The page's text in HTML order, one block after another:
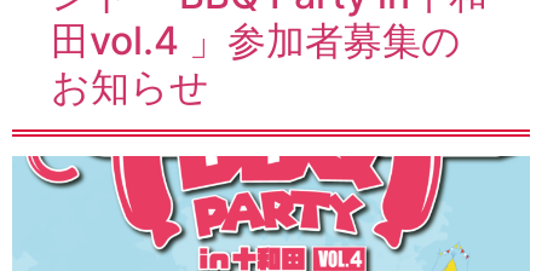
田vol.4 」参加者募集の
お知らせ